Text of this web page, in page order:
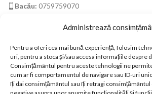
Administrează
Pentru a oferi cea mai bună experiență, folosim
uri, pentru a stoca și/sau accesa informațiile despre
Consimțământul pentru aceste tehnologii ne
cum ar fi comportamentul de navigare sau ID-uri
îți dai consimțământul sau îți retragi consimțământul
Bacău: 0759759070
business@pashamenofficial.com
DISCLAIMER
TERMENI ȘI CONDIȚII